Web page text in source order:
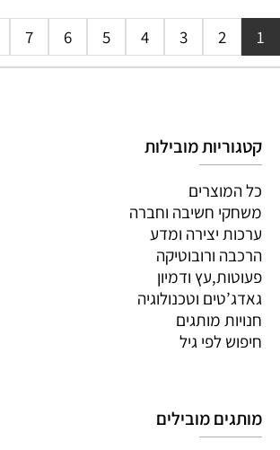
1
2
3
4
5
6
7
קטגוריות מובילות
כל המוצרים
משחקי חשיבה וחברה
ערכות יצירה ומדע
הרכבה ורובוטיקה
פעוטות,עץ ודמיון
גאדג’טים וטכנולוגיה
חנויות מותגים
חיפוש לפי גיל
מותגים מובילים